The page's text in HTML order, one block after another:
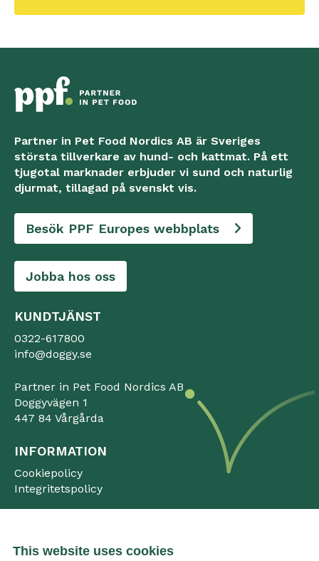
This website uses cookies
Partner in Pet Food Nordics AB är Sveriges
största tillverkare av hund- och kattmat. På ett
tjugotal marknader erbjuder vi sund och naturlig
djurmat, tillagad på svenskt vis.
Besök PPF Europes webbplats
Jobba hos oss
KUNDTJÄNST
0322-617800
info@doggy.se
Partner in Pet Food Nordics AB
Doggyvägen 1
447 84 Vårgårda
INFORMATION
Cookiepolicy
Integritetspolicy